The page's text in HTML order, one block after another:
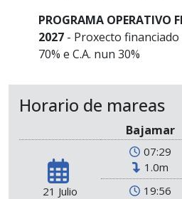
PROGRAMA OPERATIVO
2027 - Proxecto
70% e C.A. nun 30%
Horario de mareas
Bajamar
21 Julio
07:29
1.0m
19:56